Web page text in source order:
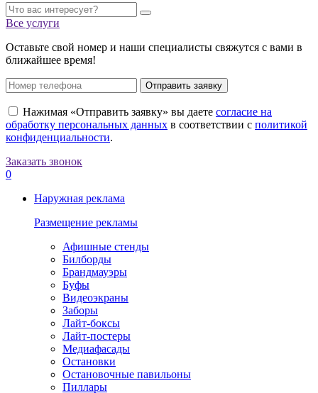
Все услуги
Оставьте свой номер и наши специалисты свяжутся с вами в
ближайшее время!
Отправить заявку
Нажимая «Отправить заявку» вы даете согласие на
обработку персональных данных в соответствии с политикой
конфиденциальности.
Заказать звонок
0
Наружная реклама
Размещение рекламы
Афишные стенды
Билборды
Брандмауэры
Буфы
Видеоэкраны
Заборы
Лайт-боксы
Лайт-постеры
Медиафасады
Остановки
Остановочные павильоны
Пиллары